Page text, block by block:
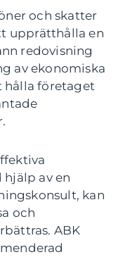
och skatter
upprätthålla en
redovisning
av ekonomiska
hålla företaget
av en
kan
och
ABK